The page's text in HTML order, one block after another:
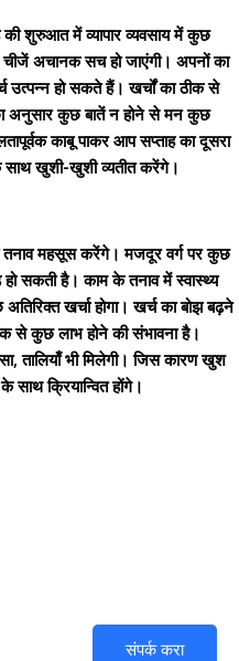
की शुरुआत में व्यापार व्यवसाय में कुछ
अचानक सच हो जाएंगी। अपनों का
हो सकते हैं। खर्चों का ठीक से
अनुसार कुछ बातें न होने से मन कुछ
काबू पाकर आप सप्ताह का दूसरा
साथ खुशी-खुशी व्यतीत करेंगे।
महसूस करेंगे। मजदूर वर्ग पर कुछ
सकती है। काम के तनाव में स्वास्थ्य
खर्चा होगा। खर्च का बोझ बढ़ने
से कुछ लाभ होने की संभावना है।
तालियाँ भी मिलेगी। जिस कारण खुश
क्रियान्वित होंगे।
संपर्क करा